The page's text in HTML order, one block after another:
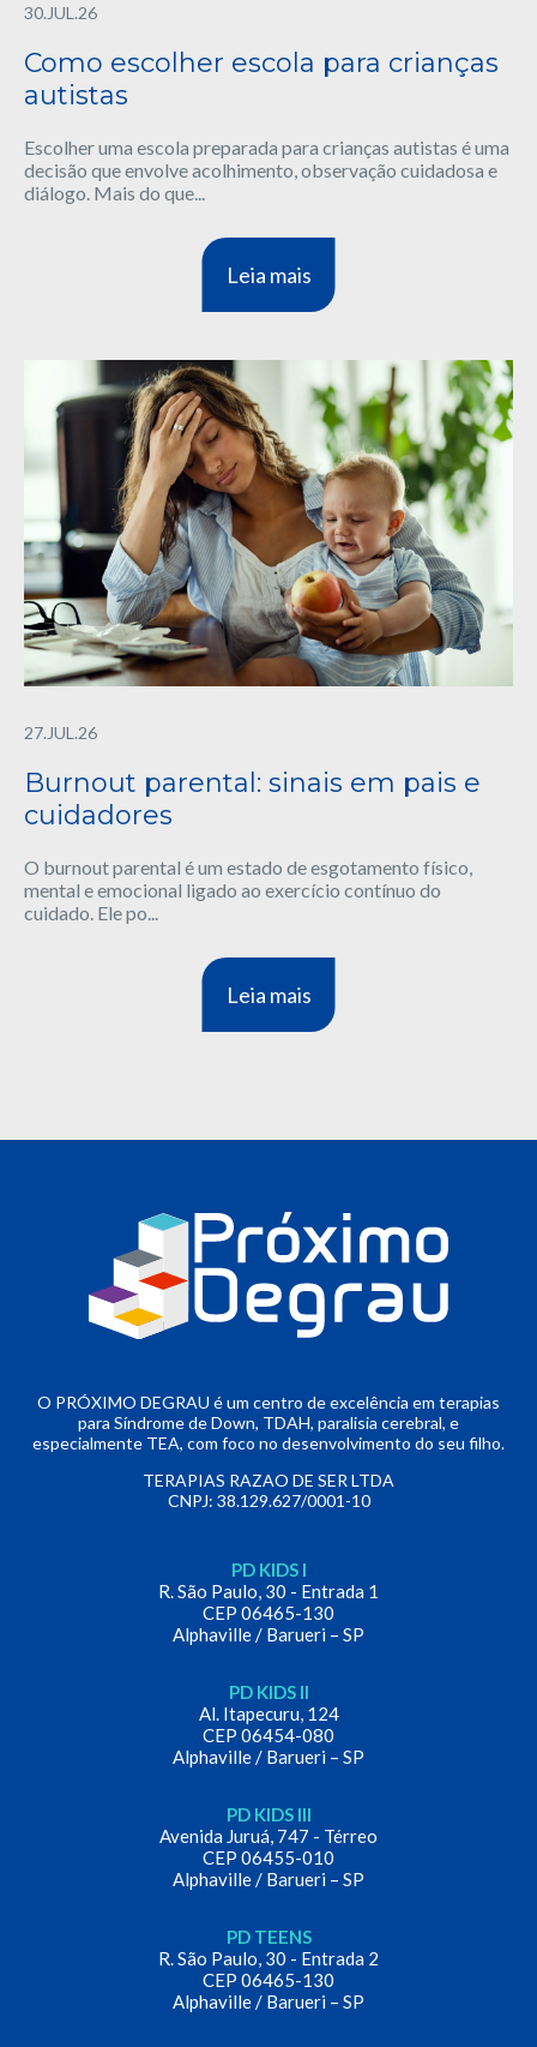
30.JUL.26
Como escolher escola para crianças
autistas
Escolher uma escola preparada para crianças autistas é uma
decisão que envolve acolhimento, observação cuidadosa e
diálogo. Mais do que...
Leia mais
27.JUL.26
Burnout parental: sinais em pais e
cuidadores
O burnout parental é um estado de esgotamento físico,
mental e emocional ligado ao exercício contínuo do
cuidado. Ele po...
Leia mais
O PRÓXIMO DEGRAU é um centro de excelência em terapias
para Síndrome de Down, TDAH, paralisia cerebral, e
especialmente TEA, com foco no desenvolvimento do seu filho.
TERAPIAS RAZAO DE SER LTDA
CNPJ: 38.129.627/0001-10
PD KIDS I
R. São Paulo, 30 - Entrada 1
CEP 06465-130
Alphaville / Barueri – SP
PD KIDS II
Al. Itapecuru, 124
CEP 06454-080
Alphaville / Barueri – SP
PD KIDS III
Avenida Juruá, 747 - Térreo
CEP 06455-010
Alphaville / Barueri – SP
PD TEENS
R. São Paulo, 30 - Entrada 2
CEP 06465-130
Alphaville / Barueri – SP